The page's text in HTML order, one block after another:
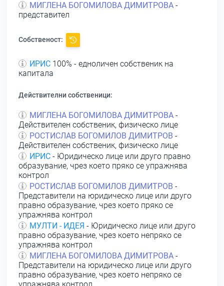
МИГЛЕНА БОГОМИЛОВА ДИМИТРОВА -
представител
Собственост:
ИРИС 100% - едноличен собственик на
капитала
Действителни собственици:
МИГЛЕНА БОГОМИЛОВА ДИМИТРОВА -
Действителен собственик, физическо лице
РОСТИСЛАВ БОГОМИЛОВ ДИМИТРОВ -
Действителен собственик, физическо лице
ИРИС - Юридическо лице или друго правно
образувание, чрез което пряко се упражнява
контрол
РОСТИСЛАВ БОГОМИЛОВ ДИМИТРОВ -
Представители на юридическо лице или друго
правно образувание, чрез което пряко се
упражнява контрол
МУЛТИ - ИДЕЯ - Юридическо лице или друго
правно образувание, чрез което непряко се
упражнява контрол
МИГЛЕНА БОГОМИЛОВА ДИМИТРОВА -
Представители на юридическо лице или друго
правно образувание, чрез което непряко се